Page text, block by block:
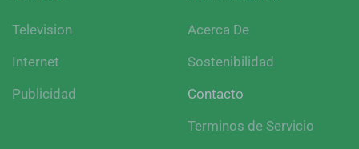
Television
Internet
Publicidad
Acerca De
Sostenibilidad
Contacto
Terminos de Servicio